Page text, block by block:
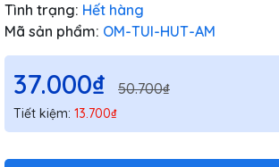
Tình trạng: Hết hàng
Mã sản phẩm: OM-TUI-HUT-AM
37.000₫ 50.700₫
Tiết kiệm: 13.700₫